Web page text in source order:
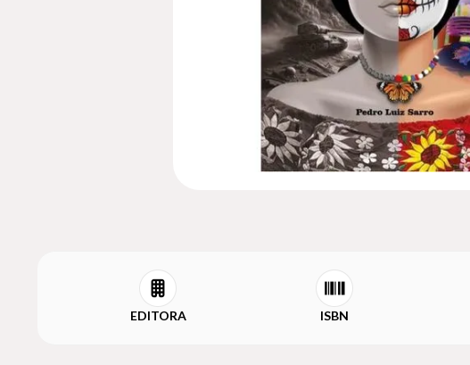
EDITORA ISBN